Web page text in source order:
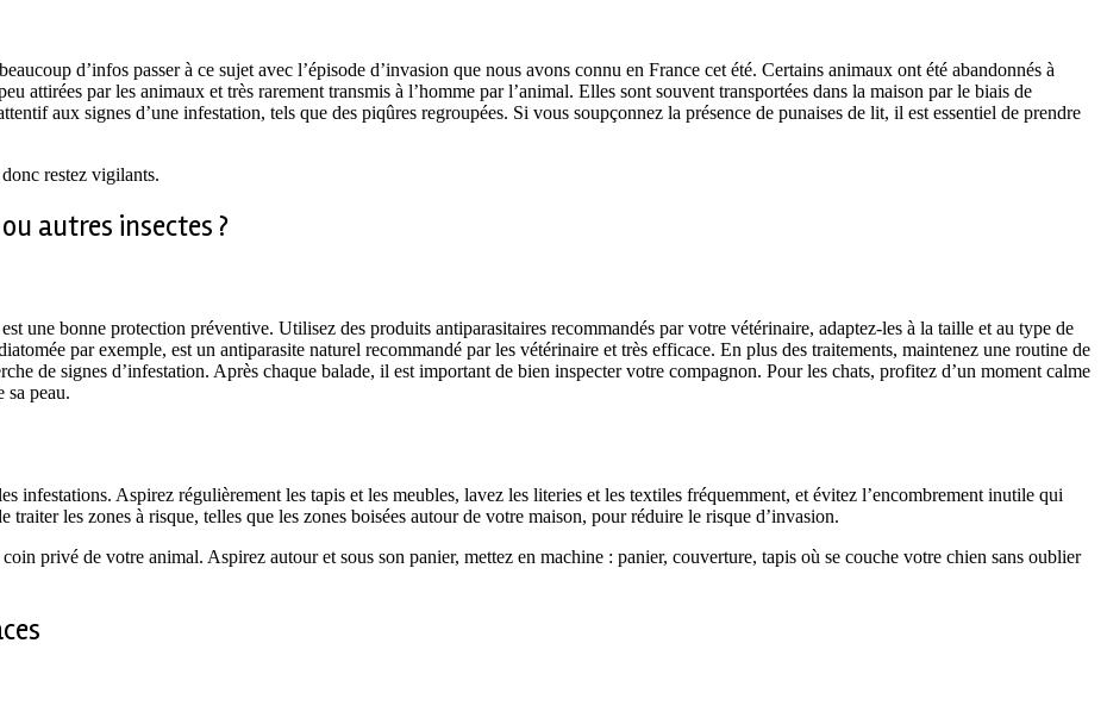
d’infos passer à ce sujet avec l’épisode d’invasion que nous avons connu en France cet été. Certains animaux ont été abandonnés à
attirées par les animaux et très rarement transmis à l’homme par l’animal. Elles sont souvent transportées dans la maison par le biais de
aux signes d’une infestation, tels que des piqûres regroupées. Si vous soupçonnez la présence de punaises de lit, il est essentiel de prendre
restez vigilants.
autres insectes ?
une bonne protection préventive. Utilisez des produits antiparasitaires recommandés par votre vétérinaire, adaptez-les à la taille et au type de
par exemple, est un antiparasite naturel recommandé par les vétérinaire et très efficace. En plus des traitements, maintenez une routine de
de signes d’infestation. Après chaque balade, il est important de bien inspecter votre compagnon. Pour les chats, profitez d’un moment calme
sa peau.
infestations. Aspirez régulièrement les tapis et les meubles, lavez les literies et les textiles fréquemment, et évitez l’encombrement inutile qui
les zones à risque, telles que les zones boisées autour de votre maison, pour réduire le risque d’invasion.
privé de votre animal. Aspirez autour et sous son panier, mettez en machine : panier, couverture, tapis où se couche votre chien sans oublier